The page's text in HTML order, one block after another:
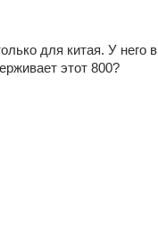
для китая. У него в
этот 800?